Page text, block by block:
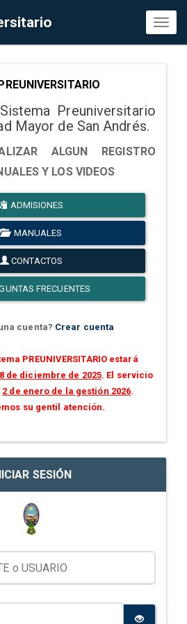
Preuniversitario
Mayor de San Andrés.
ALGUN REGISTRO
Y LOS VIDEOS
ADMISIONES
MANUALES
CONTACTOS
FRECUENTES
cuenta? Crear cuenta
PREUNIVERSITARIO estará
de diciembre de 2025. El servicio
2 de enero de la gestión 2026.
su gentil atención.
SESIÓN